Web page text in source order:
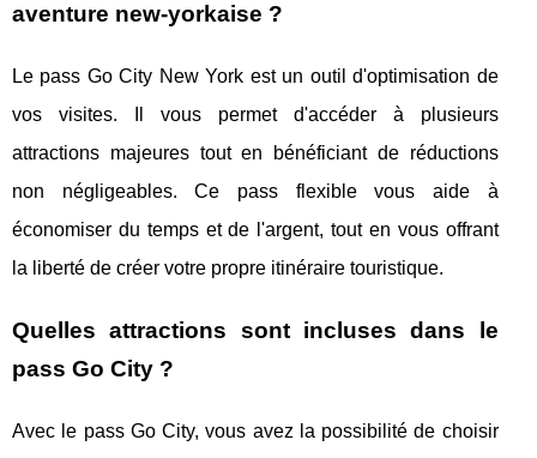
aventure new-yorkaise ?
Le pass Go City New York est un outil d'optimisation de
vos visites. Il vous permet d'accéder à plusieurs
attractions majeures tout en bénéficiant de réductions
non négligeables. Ce pass flexible vous aide à
économiser du temps et de l'argent, tout en vous offrant
la liberté de créer votre propre itinéraire touristique.
Quelles attractions sont incluses dans le
pass Go City ?
Avec le pass Go City, vous avez la possibilité de choisir